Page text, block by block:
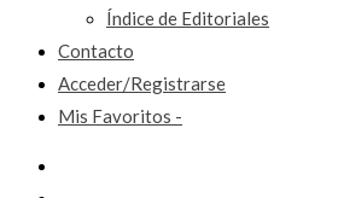
Índice de Editoriales
Contacto
Acceder/Registrarse
Mis Favoritos -